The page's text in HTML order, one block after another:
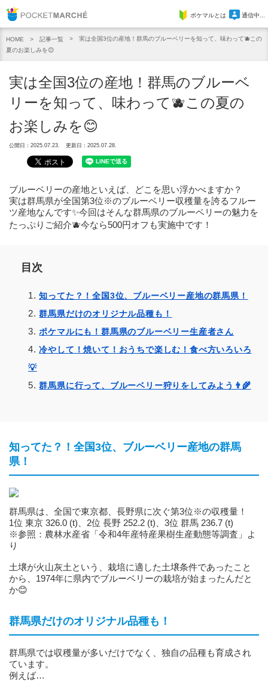
Pocket Marcheポケマルとは 通信中...
HOME 記事一覧
実は全国3位の産地！群馬のブルーベリーを知って、味わって🫐この
夏のお楽しみを😊
実は全国3位の産地！群馬のブルーベ
リーを知って、味わって🫐この夏の
お楽しみを😊
公開日：2025.07.23. 更新日：2025.07.28.
ブルーベリーの産地といえば、どこを思い浮かべますか？
実は群馬県が全国第3位※のブルーベリー収穫量を誇るフルー
ツ産地なんです✨今回はそんな群馬県のブルーベリーの魅力を
たっぷりご紹介🫐今なら500円オフも実施中です！
目次
知ってた？！全国3位、ブルーベリー産地の群馬県！
群馬県だけのオリジナル品種も！
ポケマルにも！群馬県のブルーベリー生産者さん
冷やして！焼いて！おうちで楽しむ！食べ方いろいろ
💡
群馬県に行って、ブルーベリー狩りをしてみよう👨‍🌾
知ってた？！全国3位、ブルーベリー産地の群馬
県！
群馬県は、全国で東京都、長野県に次ぐ第3位※の収穫量！
1位 東京 326.0 (t)、2位 長野 252.2 (t)、3位 群馬 236.7 (t)
※参照：農林水産省「令和4年産特産果樹生産動態等調査」よ
り
土壌が火山灰土という、栽培に適した土壌条件であったこと
から、1974年に県内でブルーベリーの栽培が始まったんだと
か😊
群馬県だけのオリジナル品種も！
群馬県では収穫量が多いだけでなく、独自の品種も育成され
ています。
例えば…